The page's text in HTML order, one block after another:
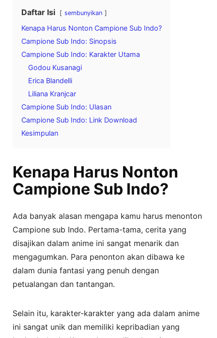
Daftar Isi sembunyikan
Kenapa Harus Nonton Campione Sub Indo?
Campione Sub Indo: Sinopsis
Campione Sub Indo: Karakter Utama
Godou Kusanagi
Erica Blandelli
Liliana Kranjcar
Campione Sub Indo: Ulasan
Campione Sub Indo: Link Download
Kesimpulan
Kenapa Harus Nonton
Campione Sub Indo?
Ada banyak alasan mengapa kamu harus menonton
Campione sub Indo. Pertama-tama, cerita yang
disajikan dalam anime ini sangat menarik dan
mengagumkan. Para penonton akan dibawa ke
dalam dunia fantasi yang penuh dengan
petualangan dan tantangan.
Selain itu, karakter-karakter yang ada dalam anime
ini sangat unik dan memiliki kepribadian yang